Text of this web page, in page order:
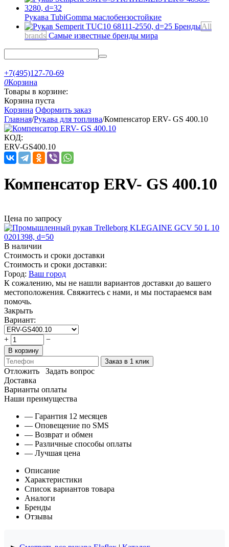
Рукава TubiGomma маслобензостойкие
БрендыAll
brands Самые известные бренды мира
+7(495)127-70-69
0Корзина
Товары в корзине:
Корзина пуста
Корзина Оформить заказ
Главная/Рукава для топлива/Компенсатор ERV- GS 400.10
КОД:
ERV-GS400.10
Компенсатор ERV- GS 400.10
Цена по запросу
В наличии
Стоимость и сроки доставки
Стоимость и сроки доставки:
Город: Ваш город
К сожалению, мы не нашли вариантов доставки до вашего
местоположения. Свяжитесь с нами, и мы постараемся вам
помочь.
Закрыть
Вариант:
+ −
В корзину
Заказ в 1 клик
Отложить
Задать вопрос
Доставка
Варианты оплаты
Наши преимущества
— Гарантия 12 месяцев
— Оповещение по SMS
— Возврат и обмен
— Различные способы оплаты
— Лучшая цена
Описание
Характеристики
Список вариантов товара
Аналоги
Бренды
Отзывы